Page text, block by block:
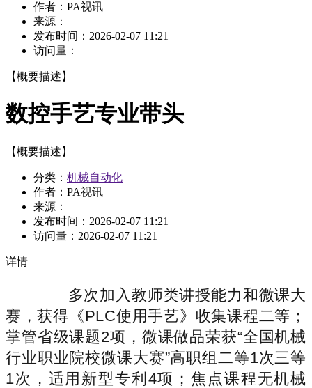
作者：PA视讯
来源：
发布时间： 2026-02-07 11:21
访问量：
【概要描述】
数控手艺专业带头
【概要描述】
分类： 机械自动化
作者：PA视讯
来源：
发布时间： 2026-02-07 11:21
访问量： 2026-02-07 11:21
详情
多次加入教师类讲授能力和微课大
赛，获得《PLC使用手艺》收集课程二等；
掌管省级课题2项，微课做品荣获“全国机械
行业职业院校微课大赛”高职组二等1次三等
1次，适用新型专利4项；焦点课程无机械